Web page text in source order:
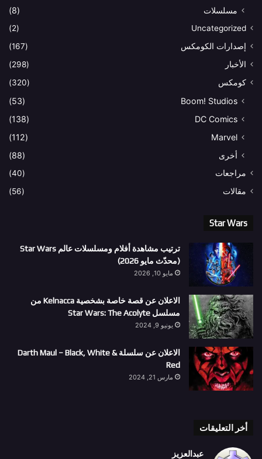
مسلسلات
(8)
Uncategorized
(2)
إصدارات الكومكس
(167)
الأخبار
(298)
كومكس
(320)
Boom! Studios
(53)
DC Comics
(138)
Marvel
(112)
أخرى
(88)
مراجعات
(40)
مقالات
(56)
Star Wars
ترتيب مشاهدة أفلام ومسلسلات عالم Star Wars
(محدّث مايو 2026)
مايو 10, 2026
الاعلان عن قصة خاصة بشخصية Kelnacca من
مسلسل Star Wars: The Acolyte
يونيو 9, 2024
الاعلان عن سلسلة Darth Maul – Black, White &
Red
مارس 21, 2024
أخر التعليقات
عبدالعزيز